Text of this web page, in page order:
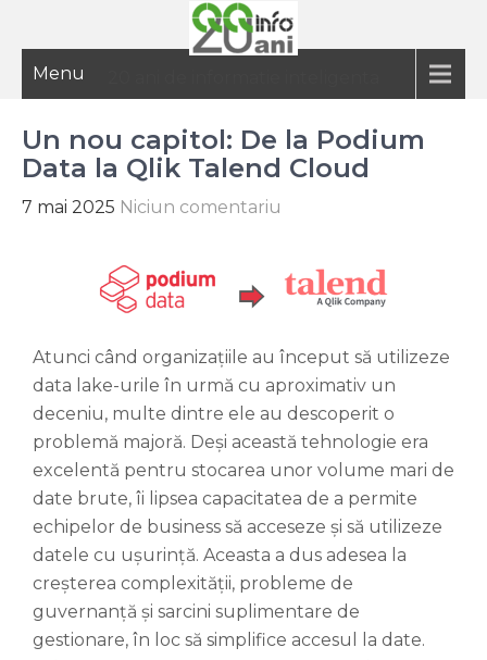
Menu
Un nou capitol: De la Podium
Data la Qlik Talend Cloud
7 mai 2025 Niciun comentariu
Atunci când organizațiile au început să utilizeze
data lake-urile în urmă cu aproximativ un
deceniu, multe dintre ele au descoperit o
problemă majoră. Deși această tehnologie era
excelentă pentru stocarea unor volume mari de
date brute, îi lipsea capacitatea de a permite
echipelor de business să acceseze și să utilizeze
datele cu ușurință. Aceasta a dus adesea la
creșterea complexității, probleme de
guvernanță și sarcini suplimentare de
gestionare, în loc să simplifice accesul la date.